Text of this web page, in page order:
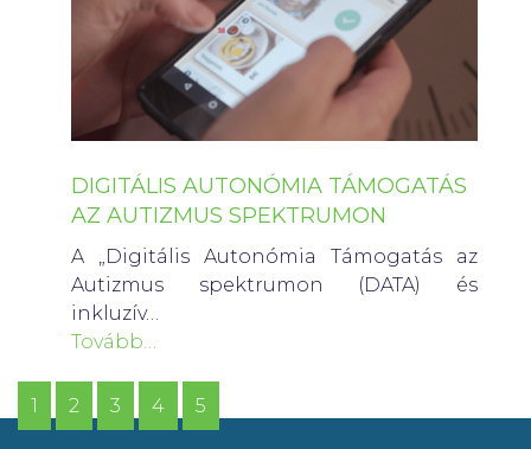
DIGITÁLIS AUTONÓMIA TÁMOGATÁS
AZ AUTIZMUS SPEKTRUMON
A „Digitális Autonómia Támogatás az
Autizmus spektrumon (DATA) és
inkluzív…
Tovább…
1 2 3 4 5